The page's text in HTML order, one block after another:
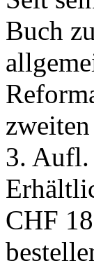
Buch
3. Aufl.
CHF